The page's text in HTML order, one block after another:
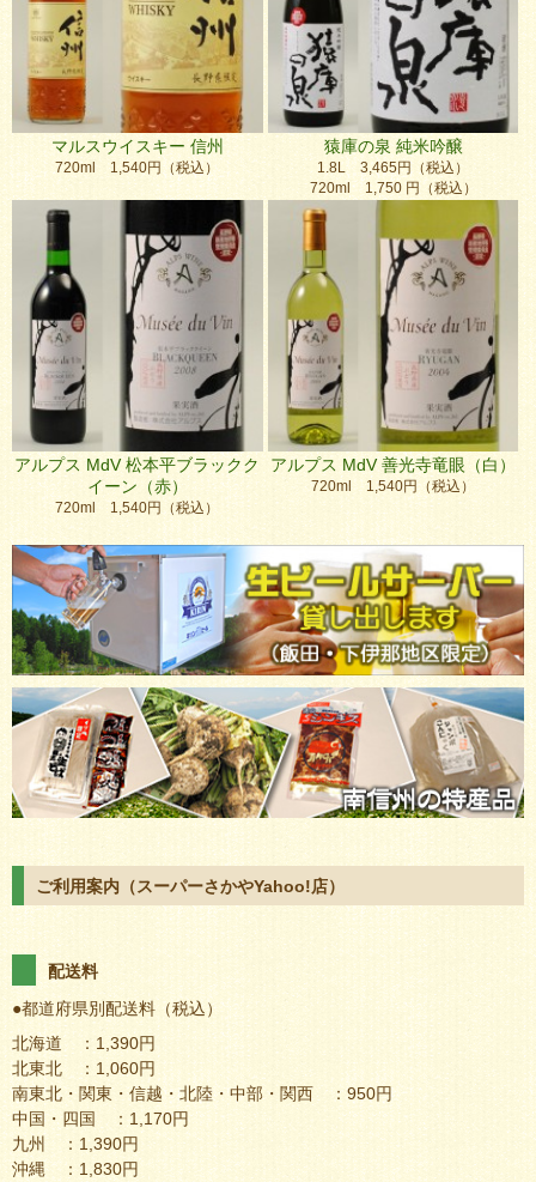
マルスウイスキー 信州
720ml 1,540円（税込）
猿庫の泉 純米吟醸
1.8L 3,465円（税込）
720ml 1,750 円（税込）
アルプス MdV 松本平ブラックク
イーン（赤）
720ml 1,540円（税込）
アルプス MdV 善光寺竜眼（白）
720ml 1,540円（税込）
ご利用案内（スーパーさかやYahoo!店）
配送料
●都道府県別配送料（税込）
北海道 ：1,390円
北東北 ：1,060円
南東北・関東・信越・北陸・中部・関西 ：950円
中国・四国 ：1,170円
九州 ：1,390円
沖縄 ：1,830円